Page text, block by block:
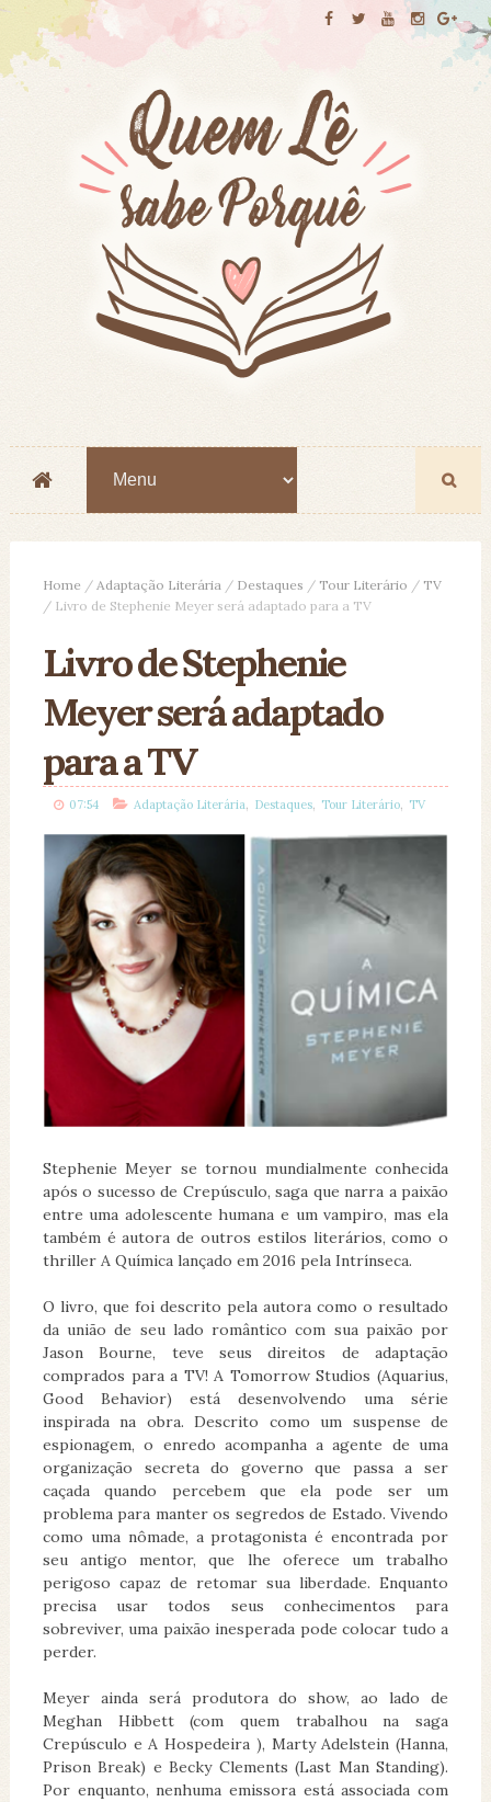
Home / Adaptação Literária / Destaques / Tour Literário / TV
/ Livro de Stephenie Meyer será adaptado para a TV
Livro de Stephenie
Meyer será adaptado
para a TV
07:54 Adaptação Literária, Destaques, Tour Literário, TV
Stephenie Meyer se tornou mundialmente conhecida
após o sucesso de Crepúsculo, saga que narra a paixão
entre uma adolescente humana e um vampiro, mas ela
também é autora de outros estilos literários, como o
thriller A Química lançado em 2016 pela Intrínseca.
O livro, que foi descrito pela autora como o resultado
da união de seu lado romântico com sua paixão por
Jason Bourne, teve seus direitos de adaptação
comprados para a TV! A Tomorrow Studios (Aquarius,
Good Behavior) está desenvolvendo uma série
inspirada na obra. Descrito como um suspense de
espionagem, o enredo acompanha a agente de uma
organização secreta do governo que passa a ser
caçada quando percebem que ela pode ser um
problema para manter os segredos de Estado. Vivendo
como uma nômade, a protagonista é encontrada por
seu antigo mentor, que lhe oferece um trabalho
perigoso capaz de retomar sua liberdade. Enquanto
precisa usar todos seus conhecimentos para
sobreviver, uma paixão inesperada pode colocar tudo a
perder.
Meyer ainda será produtora do show, ao lado de
Meghan Hibbett (com quem trabalhou na saga
Crepúsculo e A Hospedeira ), Marty Adelstein (Hanna,
Prison Break) e Becky Clements (Last Man Standing).
Por enquanto, nenhuma emissora está associada com